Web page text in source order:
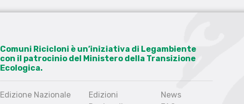
Comuni Ricicloni è un’iniziativa di Legambiente
con il patrocinio del Ministero della Transizione
Ecologica.
Edizione Nazionale
Edizioni
News